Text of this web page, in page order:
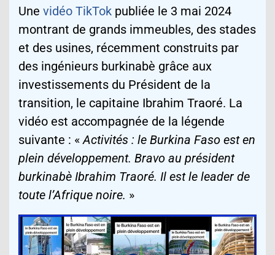
Une vidéo TikTok publiée le 3 mai 2024
montrant de grands immeubles, des stades
et des usines, récemment construits par
des ingénieurs burkinabè grâce aux
investissements du Président de la
transition, le capitaine Ibrahim Traoré. La
vidéo est accompagnée de la légende
suivante : « Activités : le Burkina Faso est en
plein développement. Bravo au président
burkinabè Ibrahim Traoré. Il est le leader de
toute l’Afrique noire. »